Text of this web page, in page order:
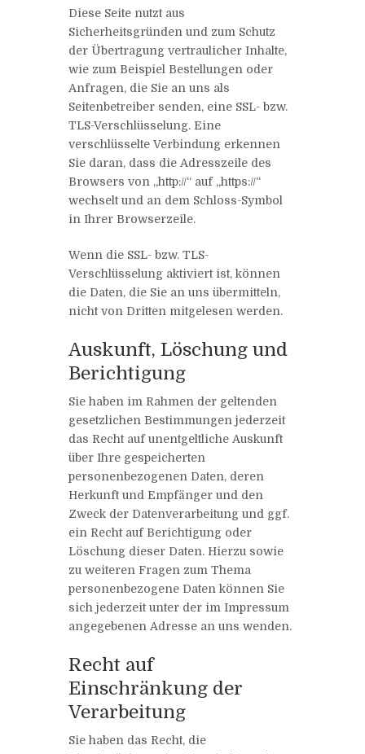
Diese Seite nutzt aus
Sicherheitsgründen und zum Schutz
der Übertragung vertraulicher Inhalte,
wie zum Beispiel Bestellungen oder
Anfragen, die Sie an uns als
Seitenbetreiber senden, eine SSL- bzw.
TLS-Verschlüsselung. Eine
verschlüsselte Verbindung erkennen
Sie daran, dass die Adresszeile des
Browsers von „http://“ auf „https://“
wechselt und an dem Schloss-Symbol
in Ihrer Browserzeile.
Wenn die SSL- bzw. TLS-
Verschlüsselung aktiviert ist, können
die Daten, die Sie an uns übermitteln,
nicht von Dritten mitgelesen werden.
Auskunft, Löschung und
Berichtigung
Sie haben im Rahmen der geltenden
gesetzlichen Bestimmungen jederzeit
das Recht auf unentgeltliche Auskunft
über Ihre gespeicherten
personenbezogenen Daten, deren
Herkunft und Empfänger und den
Zweck der Datenverarbeitung und ggf.
ein Recht auf Berichtigung oder
Löschung dieser Daten. Hierzu sowie
zu weiteren Fragen zum Thema
personenbezogene Daten können Sie
sich jederzeit unter der im Impressum
angegebenen Adresse an uns wenden.
Recht auf
Einschränkung der
Verarbeitung
Sie haben das Recht, die